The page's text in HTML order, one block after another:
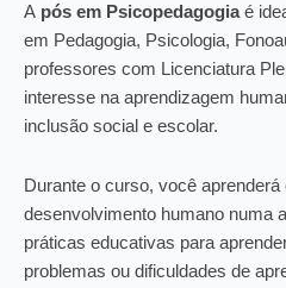
A pós em Psicopedagogiaé
em Pedagogia, Psicologia,
professores com Licenciatura
interesse na aprendizagem
inclusão social e escolar.
Durante o curso, você
desenvolvimento humano numa
práticas educativas para
problemas ou dificuldades de